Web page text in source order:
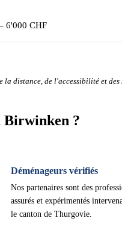
6'000 CHF
distance, de l'accessibilité et des
Birwinken ?
Déménageurs vérifiés
Nos partenaires sont des
assurés et expérimentés
le canton de Thurgovie.